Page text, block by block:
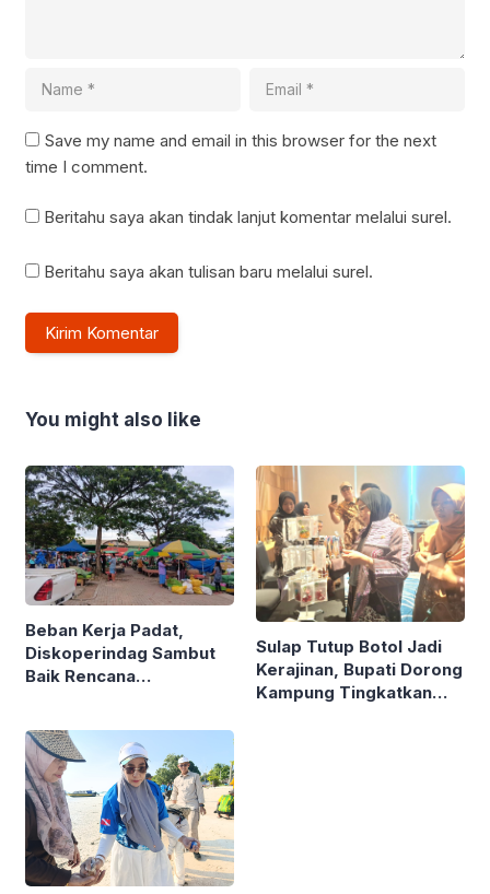
Save my name and email in this browser for the next
time I comment.
Beritahu saya akan tindak lanjut komentar melalui surel.
Beritahu saya akan tulisan baru melalui surel.
You might also like
Beban Kerja Padat,
Diskoperindag Sambut
Baik Rencana
Sulap Tutup Botol Jadi
Kerajinan, Bupati Dorong
Kampung Tingkatkan